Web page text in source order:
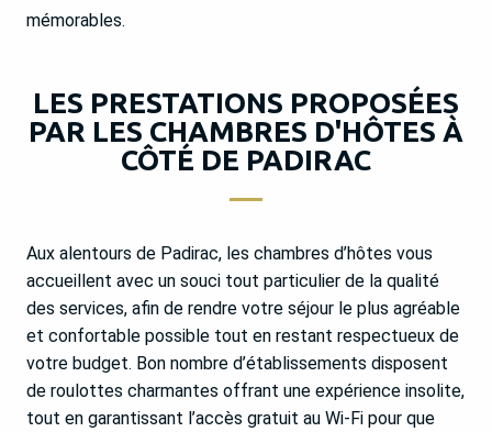
mémorables.
LES PRESTATIONS PROPOSÉES
PAR LES CHAMBRES D'HÔTES À
CÔTÉ DE PADIRAC
Aux alentours de Padirac, les chambres d’hôtes vous
accueillent avec un souci tout particulier de la qualité
des services, afin de rendre votre séjour le plus agréable
et confortable possible tout en restant respectueux de
votre budget. Bon nombre d’établissements disposent
de roulottes charmantes offrant une expérience insolite,
tout en garantissant l’accès gratuit au Wi-Fi pour que